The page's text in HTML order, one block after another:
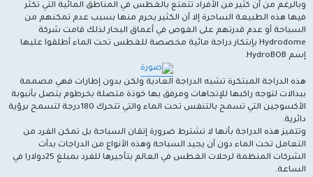
وبالرغم من أن كثير من الأفراد تتمتع بالغطس في المناطق المائية التي تكثر
فيها هذه الطبيعة الساحرة إلا أن الكثير يحرم منها بسبب عدم تمكنهم من
السباحة أو عدم قدرتهم على الغوص في أعماق البحار لذلك قامت شركة
Hydrodome بإبتكار دراجة مائية مخصصة للغطس تحت الماء أطلقوا عليها
إسم HydroBOB.
هذه الدراجة المبتكرة تشبه الدراجة العادية ولكن بدون إطارات فهي مصممة
ببدالات لتوجه راكبها للإتجاهات ومرفق بها خوذة متصلة بخرطوم يتصل بأنبوبة
الأكسوجين التي تسمح بالتنفس تحت الماء والتي تتحرك 180درجة لتسمح برؤية
دائرية.
وتتميز هذه الدراجة بأنها لا تشترط ضرورة إتقان السباحة بل تمكن الفرد من
التعامل تحت الماء دون أن يجيد السباحة وهذه الأنواع من الدراجات بدأت
الشركات المنظمة لرحلات الغطس في العالم بتأجيرها للفرد بمبلغ 25دولارا في
الساعة.